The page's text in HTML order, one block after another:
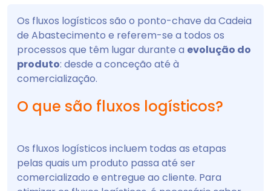
Os fluxos logísticos são o ponto-chave da Cadeia
de Abastecimento e referem-se a todos os
processos que têm lugar durante a evolução do
produto: desde a conceção até à
comercialização.
O que são fluxos logísticos?
Os fluxos logísticos incluem todas as etapas
pelas quais um produto passa até ser
comercializado e entregue ao cliente. Para